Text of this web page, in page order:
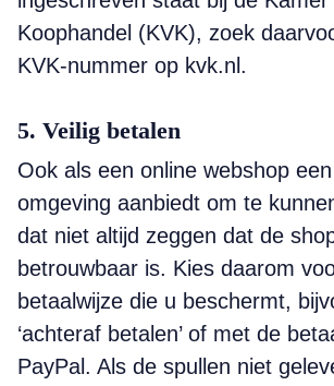
Koophandel (KVK), zoek
KVK-nummer op kvk.nl.
5. Veilig betalen
Ook als een online webshop
omgeving aanbiedt om te
dat niet altijd zeggen dat de
betrouwbaar is. Kies daarom
betaalwijze die u beschermt,
‘achteraf betalen’ of met de
PayPal. Als de spullen niet